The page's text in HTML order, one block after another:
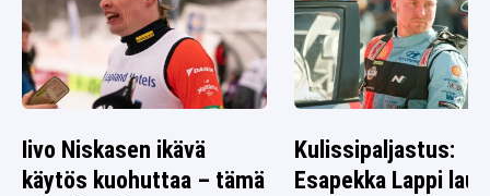
Iivo Niskasen ikävä
käytös kuohuttaa – tämä
Kulissipaljastus:
Esapekka Lappi